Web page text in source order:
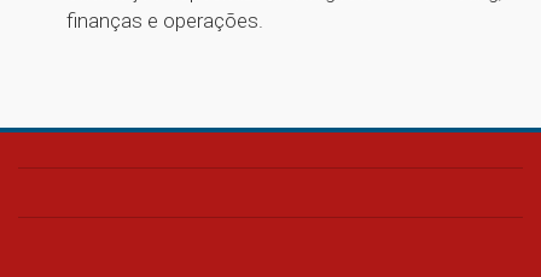
finanças e operações.